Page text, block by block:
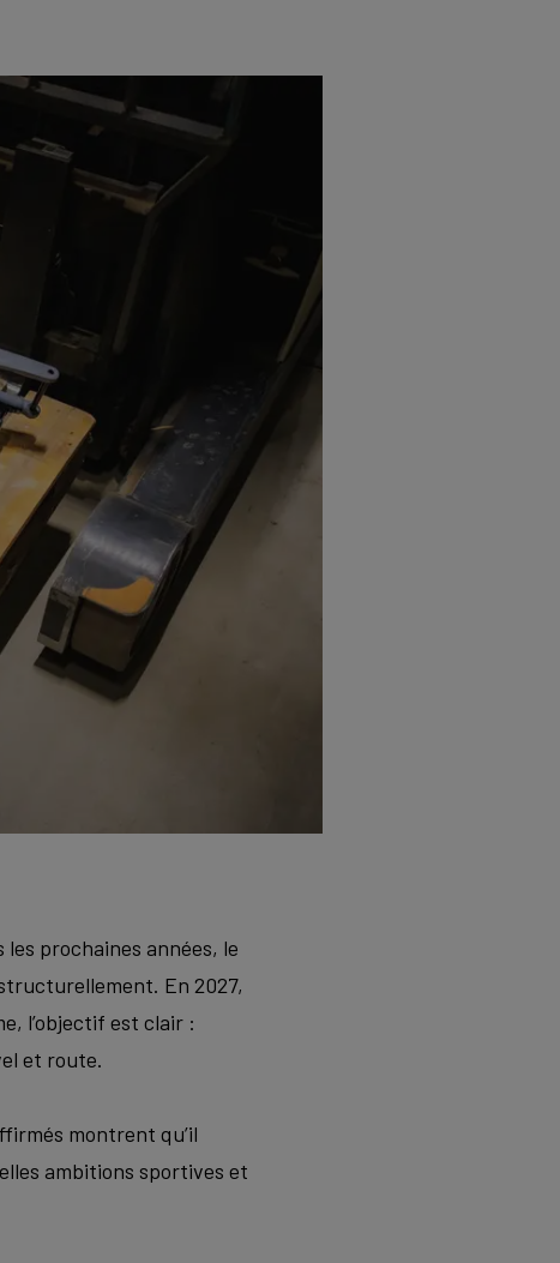
prochaines années, le
En 2027,
l’objectif est clair :
et route.
montrent qu’il
ambitions sportives et